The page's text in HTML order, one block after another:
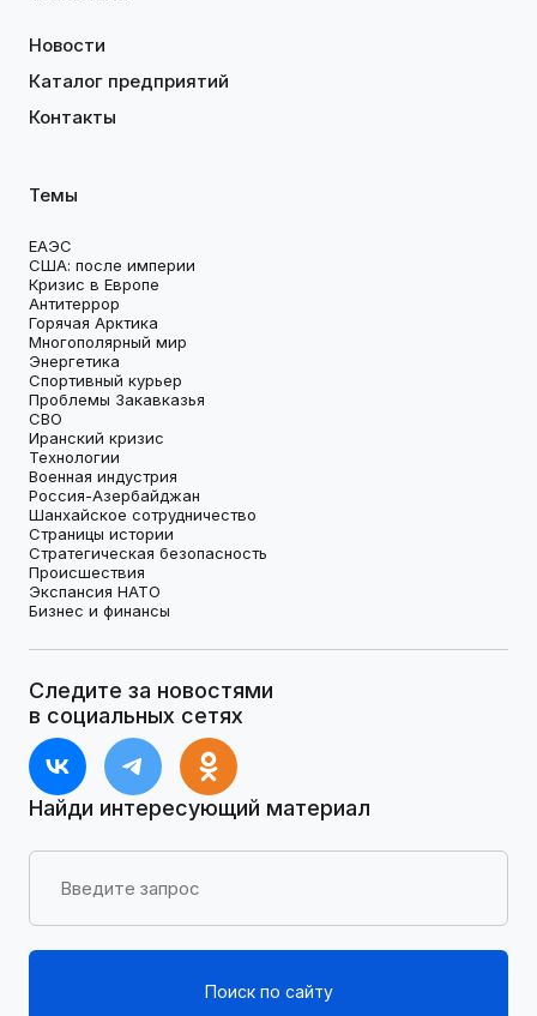
Новости
Каталог предприятий
Контакты
Темы
ЕАЭС
США: после империи
Кризис в Европе
Антитеррор
Горячая Арктика
Многополярный мир
Энергетика
Спортивный курьер
Проблемы Закавказья
СВО
Иранский кризис
Технологии
Военная индустрия
Россия-Азербайджан
Шанхайское сотрудничество
Страницы истории
Стратегическая безопасность
Происшествия
Экспансия НАТО
Бизнес и финансы
Следите за новостями
в социальных сетях
Найди интересующий материал
Поиск по сайту